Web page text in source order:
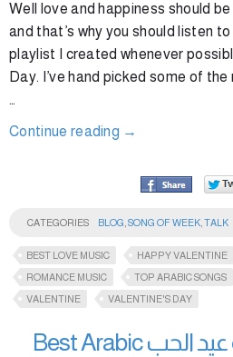
Well love and happiness should
and that’s why you should listen
playlist I created whenever
Day. I’ve hand picked some of
…
Continue reading →
CATEGORIES BLOG SONG OF WEEK TALK
BEST LOVE MUSIC HAPPY VALENTINE
ROMANCE MUSIC
TOP ARABIC SONGS
VALENTINE
VALENTINE'S DAY
اجمل اغاني الحب و عيد الحب Best Arabic